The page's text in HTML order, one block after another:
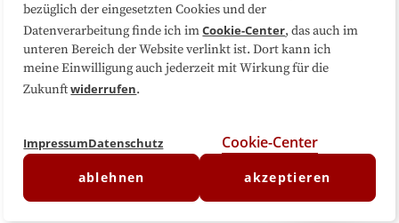
bezüglich der eingesetzten Cookies und der
Datenverarbeitung finde ich imCookie-Center, das auch im
unteren Bereich der Website verlinkt ist. Dort kann ich
meine Einwilligung auch jederzeit mit Wirkung für die
Zukunftwiderrufen.
ImpressumDatenschutz Cookie-Center
ablehnen akzeptieren